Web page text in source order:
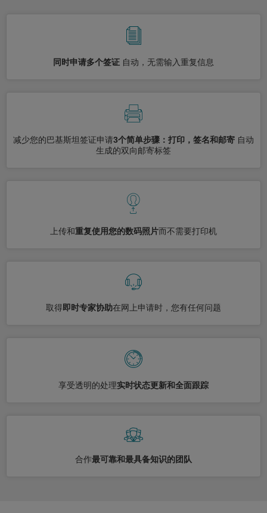
同时申请多个签证 自动，无需输入重复信息
减少您的巴基斯坦签证申请3个简单步骤：打印，签名和邮寄 自动
生成的双向邮寄标签
上传和重复使用您的数码照片而不需要打印机
取得即时专家协助在网上申请时，您有任何问题
享受透明的处理实时状态更新和全面跟踪
合作最可靠和最具备知识的团队